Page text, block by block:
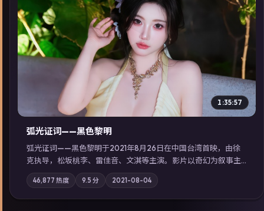
▶
1:35:57
弧光证词——黑色黎明
弧光证词——黑色黎明于2021年8月26日在中国台湾首映，由徐
克执导，松坂桃李、雷佳音、文淇等主演。影片以奇幻为叙事主
轴，边境小镇的平静被一封匿名信彻底打破；摄影与配乐强化地
域气质；站内亦可通过「国产免费观看高清电视剧在线看」延展
检索同类型高分佳作，畅享高清在线追剧体验。
46,877 热度 9.5 分 2021-08-04